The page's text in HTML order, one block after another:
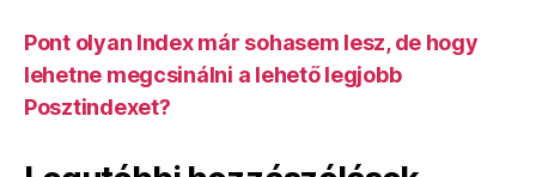
Pont olyan Index már sohasem lesz, de hogy
lehetne megcsinálni a lehető legjobb
Posztindexet?